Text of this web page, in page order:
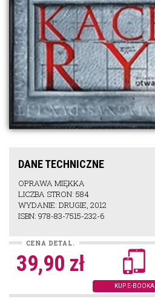
DANE TECHNICZNE
OPRAWA MIĘKKA
LICZBA STRON: 584
WYDANIE: DRUGIE, 2012
ISBN: 978-83-7515-232-6
CENA DETAL.
39,90 zł
KUP E-BOOKA